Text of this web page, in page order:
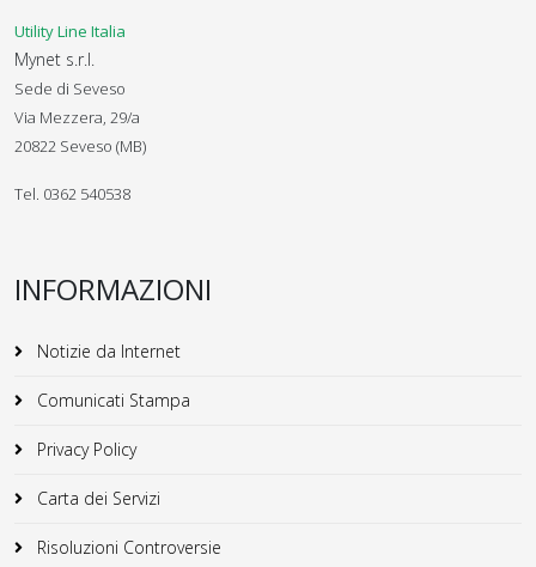
Utility Line Italia
Mynet s.r.l.
Sede di Seveso
Via Mezzera, 29/a
20822 Seveso (MB)
Tel. 0362 540538
INFORMAZIONI
Notizie da Internet
Comunicati Stampa
Privacy Policy
Carta dei Servizi
Risoluzioni Controversie